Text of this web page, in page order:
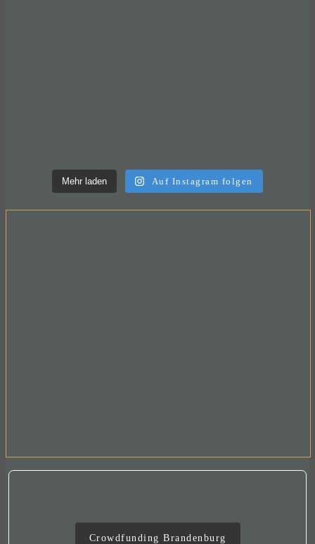
Mehr laden Auf Instagram folgen
Crowdfunding
Crowdfunding Brandenburg